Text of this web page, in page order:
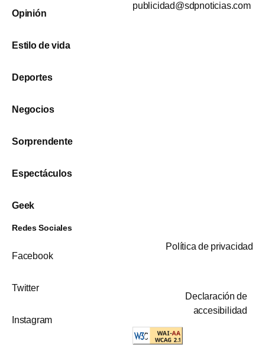
Opinión
Estilo de vida
Deportes
Negocios
Sorprendente
Espectáculos
Geek
publicidad@sdpnoticias.com
Redes Sociales
Facebook
Twitter
Instagram
Política de privacidad
Declaración de
accesibilidad